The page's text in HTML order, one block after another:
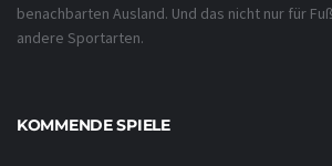
benachbarten Ausland. Und das nicht nur für
andere Sportarten.
KOMMENDE SPIELE